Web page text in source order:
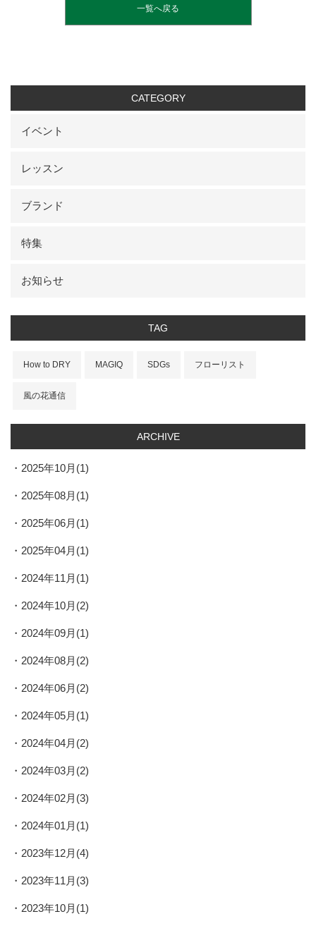
一覧へ戻る
CATEGORY
イベント
レッスン
ブランド
特集
お知らせ
TAG
How to DRY MAGIQ SDGs フローリスト
風の花通信
ARCHIVE
2025年10月(1)
2025年08月(1)
2025年06月(1)
2025年04月(1)
2024年11月(1)
2024年10月(2)
2024年09月(1)
2024年08月(2)
2024年06月(2)
2024年05月(1)
2024年04月(2)
2024年03月(2)
2024年02月(3)
2024年01月(1)
2023年12月(4)
2023年11月(3)
2023年10月(1)